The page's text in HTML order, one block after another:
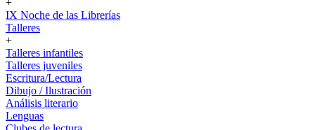
+
IX Noche de las Librerías
Talleres
+
Talleres infantiles
Talleres juveniles
Escritura/Lectura
Dibujo / Ilustración
Análisis literario
Lenguas